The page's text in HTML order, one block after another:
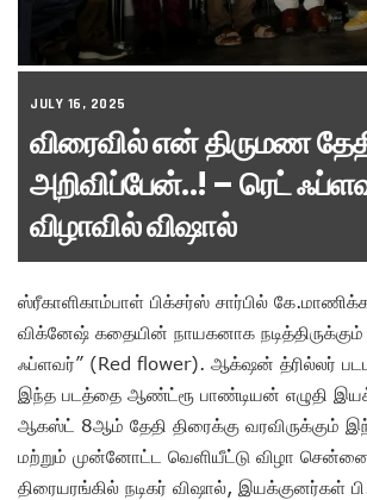
JULY 16, 2025
விரைவில் என் திருமண
அறிவிப்பேன்..! – ரெட்
விழாவில் விஷால்
ஸ்ரீகாளிகாம்பாள் பிக்சர்ஸ் சார்பில்
விக்னேஷ் கதையின் நாயகனாக நடித்திருக்கும்
ஃப்ளவர்” (Red flower). ஆக்‌ஷன் த்ரில்லர்
இந்த படத்தை ஆண்ட்ரூ பாண்டியன் எழுதி
ஆகஸ்ட் 8ஆம் தேதி திரைக்கு வரவிருக்கும்
மற்றும் முன்னோட்ட வெளியீட்டு விழா
திரையரங்கில் நடிகர் விஷால், இயக்குனர்கள்